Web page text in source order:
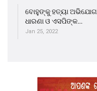
ବୋହୁଙ୍କୁ ହତ୍ୟା ଅଭିଯୋଗ
ଧାରଣା ଓ ଏସପିଙ୍କ…
Jan 25, 2022